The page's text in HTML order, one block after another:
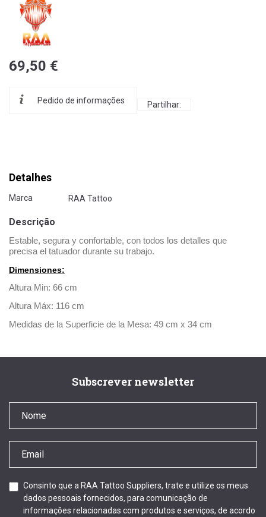
69,50 €
Pedido de informações Partilhar:
Detalhes
Marca RAA Tattoo
Descrição
Estable, segura y confortable, con todos los detalles que
precisa el tatuador durante su trabajo.
Dimensiones:
Altura Min: 66 cm
Altura Máx: 116 cm
Medidas de la Superficie de la Mesa: 49 cm x 34 cm
Subscrever newsletter
Consinto que a RAA Tattoo Suppliers, trate e utilize os meus
dados pessoais fornecidos, para comunicação de
informações relacionadas com produtos e serviços, de acordo